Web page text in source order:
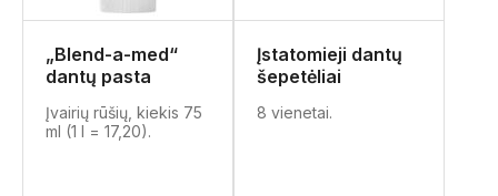
„Blend-a-med“
dantų pasta
Įvairių rūšių, kiekis 75
ml (1 l = 17,20).
Įstatomieji dantų
šepetėliai
8 vienetai.